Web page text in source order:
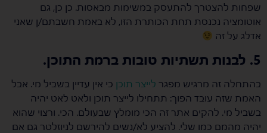
שפחות להצטרך להתעסק במשימות מבאסות. כן כן, גם
אוטומציה נכנסת תחת הכותרת הזו, לא באמת חשבתם/ן שאני
אדלג על זה
5. לבנות תשתיות טובות ברמת התוכן.
בהתחלה זה מרגיש מפגר לייצר תוכן כי אין עדיין בשביל מי. אבל
האמת שזה עובד הפוך: תתחילו לייצר תוכן ולאט לאט יהיה
בשביל מי. להקים אתר זה הכי מומלץ שבעולם. הכי. ורצוי שהוא
יהיה מהמם כמו שלי. להציע לא/נשים להירשם לניוזלטר גם אם